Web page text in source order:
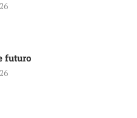
futuro